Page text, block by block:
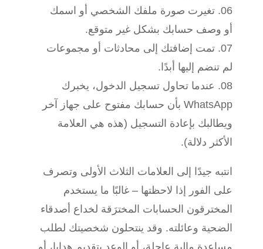
تغيرت صورة ملفك الشخصي أو اسمك
أو وصف حسابك بشكل غير متوقع.
تمت إضافتك إلى محادثات أو مجموعات
لم تنضم إليها أبدًا.
عندما تحاول تسجيل الدخول، يخبرك
WhatsApp بأن حسابك مفتوح على جهاز آخر
ويطالبك بإعادة التسجيل (هذه هي العلامة
الأكثر دلالة).
انتبه جيدًا إلى العلامات الثلاث الأولى وتصرف
على الفور إذا لاحظتها – غالبًا ما يستخدم
المخترقون الحسابات المخترَقة لخداع أصدقاء
الضحية وعائلته. وقد ينتحلون شخصيتك لطلب
مساعدة مالية عاجلة، أو الوعد بتقديم هدايا، أو